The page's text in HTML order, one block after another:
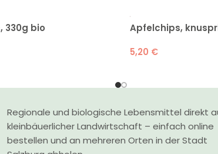
330g bio
Apfelchips,
5,20 €
Regionale und biologische Lebensmittel direkt
kleinbäuerlicher Landwirtschaft – einfach online
bestellen und an mehreren Orten in der Stadt